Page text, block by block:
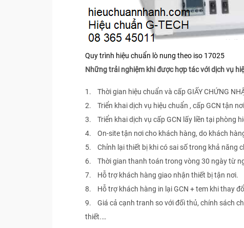
Quy trình hiệu chuẩn lò nung theo iso 17025
Những trải nghiệm khi được hợp tác với dịch vụ
1. Thời gian hiệu chuẩn và cấp GIẤY CHỨNG
2. Triển khai dịch vụ hiệu chuẩn , cấp GCN tận
3. Triển khai dịch vụ cấp GCN lấy liền tại phòng
4. On-site tận nơi cho khách hàng, do khách
5. Chỉnh lại thiết bị khi có sai số trong khả năng
6. Thời gian thanh toán trong vòng 30 ngày từ
7. Hỗ trợ khách hàng giao nhận thiết bị tận nơi.
8. Hỗ trợ khách hàng in lại GCN + tem khi thay
9. Giá cả cạnh tranh so với đối thủ, chính sách
thiết.…